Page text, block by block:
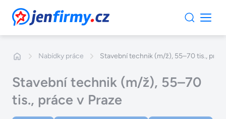
JenFirmy.cz
Nabídky práce Stavební technik (m/ž), 55–70 tis.,
Stavební technik (m/ž), 55–70
tis., práce v Praze